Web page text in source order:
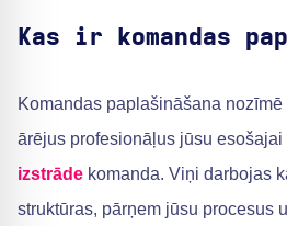
Kas ir komandas
Komandas paplašināšana
ārējus profesionāļus jūsu esošajai
izstrāde komanda. Viņi darbojas
struktūras, pārņem jūsu procesus